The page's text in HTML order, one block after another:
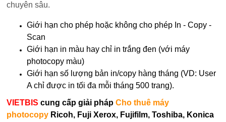
chuyên sâu.
Giới hạn cho phép hoặc không cho phép In - Copy -
Scan
Giới hạn in màu hay chỉ in trắng đen (với máy
photocopy màu)
Giới hạn số lượng bản in/copy hàng tháng (VD: User
A chỉ được in tối đa mỗi tháng 500 trang).
VIETBIS cung cấp giải pháp Cho thuê máy
photocopy Ricoh, Fuji Xerox, Fujifilm, Toshiba, Konica